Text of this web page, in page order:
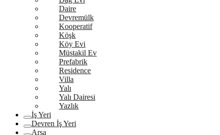
Daire
Devremülk
Kooperatif
Köşk
Köy Evi
Müstakil Ev
Prefabrik
Residence
Villa
Yalı
Yalı Dairesi
Yazlık
İş Yeri
Devren İş Yeri
Arsa